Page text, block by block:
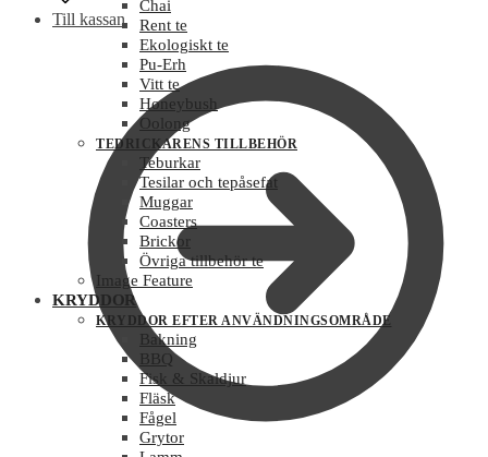
Till kassan
Chai
Rent te
Ekologiskt te
Pu-Erh
Vitt te
Honeybush
Oolong
TEDRICKARENS TILLBEHÖR
Teburkar
Tesilar och tepåsefat
Muggar
Coasters
Brickor
Övriga tillbehör te
Image Feature
KRYDDOR
KRYDDOR EFTER ANVÄNDNINGSOMRÅDE
Bakning
BBQ
Fisk & Skaldjur
Fläsk
Fågel
Grytor